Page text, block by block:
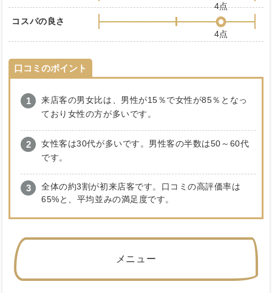
4点
コスパの良さ
4点
口コミのポイント
来店客の男女比は、男性が15％で女性が85％となっ
ており女性の方が多いです。
女性客は30代が多いです。男性客の半数は50～60代
です。
全体の約3割が初来店客です。口コミの高評価率は
65%と、平均並みの満足度です。
メニュー